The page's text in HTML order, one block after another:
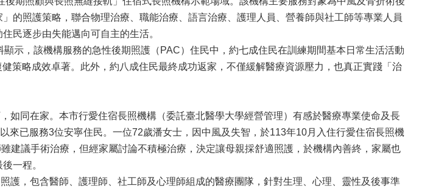
的照護策略，聯合物理治療、職能治療、語言治療、護理人員、營養師與社工師等專業人員
民逐步由失能邁向可自主的生活。
，該機構服務的急性後期照護（PAC）住民中，約七成住民在訓練期間基本日常生活活動
策略成效卓著。此外，約八成住民最終成功返家，不僅緩解醫療資源壓力，也真正實踐「治
同在家。本市行愛住宿長照機構（委託臺北醫學大學經營管理）有感於醫療專業使命及長
來已服務3位安寧住民。一位72歲潘女士，因中風及失智，於113年10月入住行愛住宿長照機
建議手術治療，但經家屬討論不積極治療，決定讓母親採舒適照護，於機構內善終，家屬也
一程。
，包含醫師、護理師、社工師及心理師組成的醫療團隊，針對生理、心理、靈性及後事準